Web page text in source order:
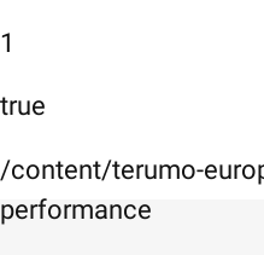
1
true
/content/terumo-
performance